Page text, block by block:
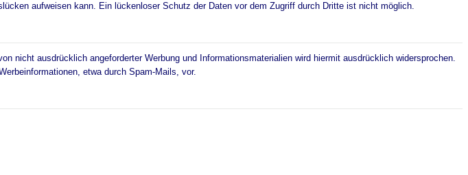
aufweisen kann. Ein lückenloser Schutz der Daten vor dem Zugriff durch Dritte ist nicht möglich.
nicht ausdrücklich angeforderter Werbung und Informationsmaterialien wird hiermit ausdrücklich widersprochen.
etwa durch Spam-Mails, vor.